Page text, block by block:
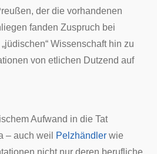
der die vorhandenen
fanden Zuspruch bei
Wissenschaft hin zu
von etlichen Dutzend auf
Aufwand in die Tat
– auch weil Pelzhändler wie
nicht nur deren berufliche